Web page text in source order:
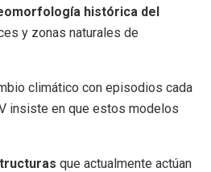
histórica del
y zonas naturales de
climático con episodios cada
insiste en que estos modelos
que actualmente actúan